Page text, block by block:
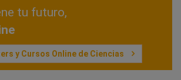
tu futuro,
y Cursos Online de Ciencias